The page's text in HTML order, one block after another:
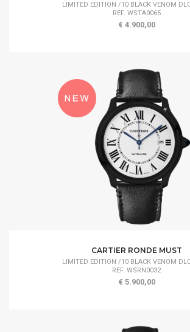
LIMITED EDITION /10 BLACK VENOM
REF. WSTA0065
€ 4.900,00
CARTIER RONDE MUST
LIMITED EDITION /10 BLACK VENOM
REF. WSRN0032
€ 5.900,00